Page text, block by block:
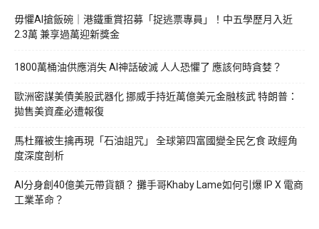
毋懼AI搶飯碗｜港鐵重賞招募「捉逃票專員」！中五學歷月入近
2.3萬 兼享過萬迎新獎金
1800萬桶油供應消失 AI神話破滅 人人恐懼了 應該何時貪婪？
歐洲密謀美債美股武器化 挪威手持近萬億美元金融核武 特朗普：
拋售美資產必遭報復
馬杜羅被生擒再現「石油詛咒」 全球第四富國變全民乞食 政經角
度深度剖析
AI分身創40億美元帶貨額？ 攤手哥Khaby Lame如何引爆 IP X 電商
工業革命？